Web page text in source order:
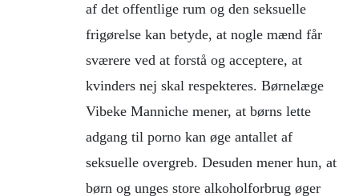
af det offentlige rum og den seksuelle
frigørelse kan betyde, at nogle mænd får
sværere ved at forstå og acceptere, at
kvinders nej skal respekteres. Børnelæge
Vibeke Manniche mener, at børns lette
adgang til porno kan øge antallet af
seksuelle overgreb. Desuden mener hun, at
børn og unges store alkoholforbrug øger